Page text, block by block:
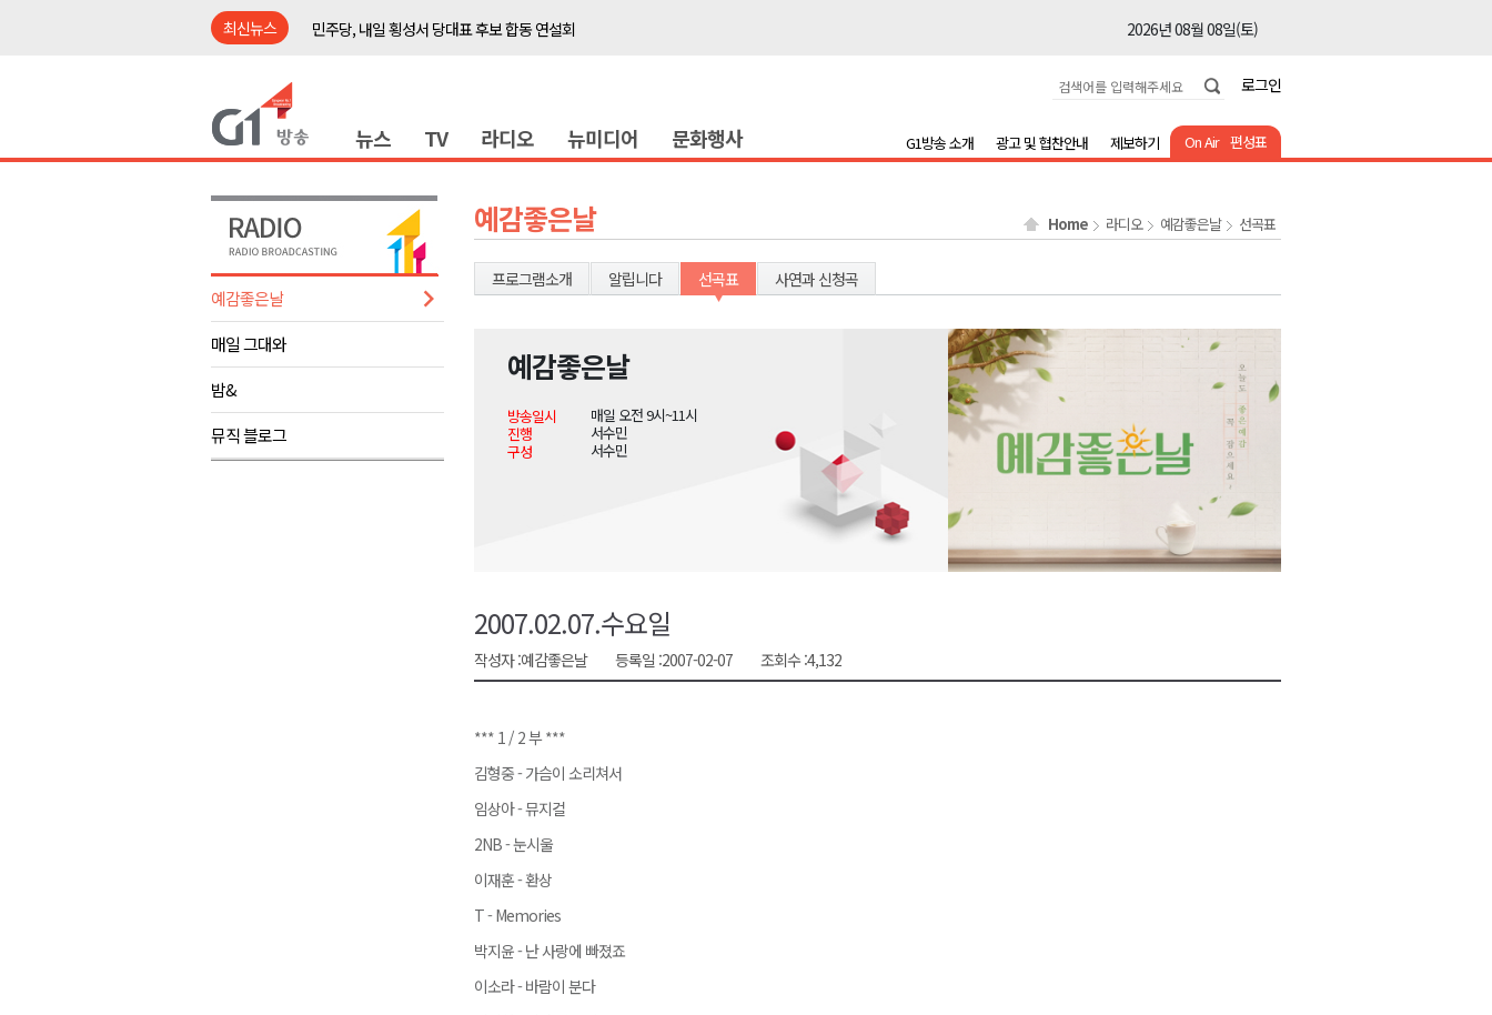
최신뉴스
민주당, 내일 횡성서 당대표 후보 합동 연설회
2026년 08월 08일(토)
2026년 08월 08일(토)
춘천시립 '장애아동전담어린이집' 개원
2026년 08월 08일(토)
양양군, 21일까지 '초등학생 틈새 돌봄' 시행
강원개발공사, 공기업 평가 2년 연속 '다'등급
2026년 08월 08일(토)
도-시군 첫 간담회..우상호 "하나된 공동체"
이 대통령, 사북·납북귀환어부 국가폭력 사과
2026년 08월 08일(토)
민주당, 내일 횡성서 당대표 후보 합동 연설회
2026년 08월 08일(토)
철원 백마고지역~월정리역 경원선 복원 재개
2026년 08월 08일(토)
어젯밤 원주 아파트 정전..천 백여세대 불편
2026년 08월 08일(토)
2026년 08월 08일(토)
2026년 08월 08일(토)
2026년 08월 08일(토)
도-시군 첫 간담회..우상호 "하나된 공동체"
이 대통령, 사북·납북귀환어부 국가폭력 사과
로그인
뉴스 TV 라디오 뉴미디어 문화행사 On Air 편성표
G1방송 소개 광고 및 협찬안내 제보하기
예감좋은날
매일 그대와
밤&
뮤직 블로그
예감좋은날 Home 라디오 예감좋은날 선곡표
프로그램소개 알립니다 선곡표 사연과 신청곡
예감좋은날
방송일시
매일 오전 9시~11시
진행
서수민
구성
서수민
2007.02.07.수요일
작성자 :예감좋은날 등록일 :2007-02-07 조회수 :4,132
*** 1 / 2 부 ***
김형중 - 가슴이 소리쳐서
임상아 - 뮤지컬
2NB - 눈시울
이재훈 - 환상
T - Memories
박지윤 - 난 사랑에 빠졌죠
이소라 - 바람이 분다